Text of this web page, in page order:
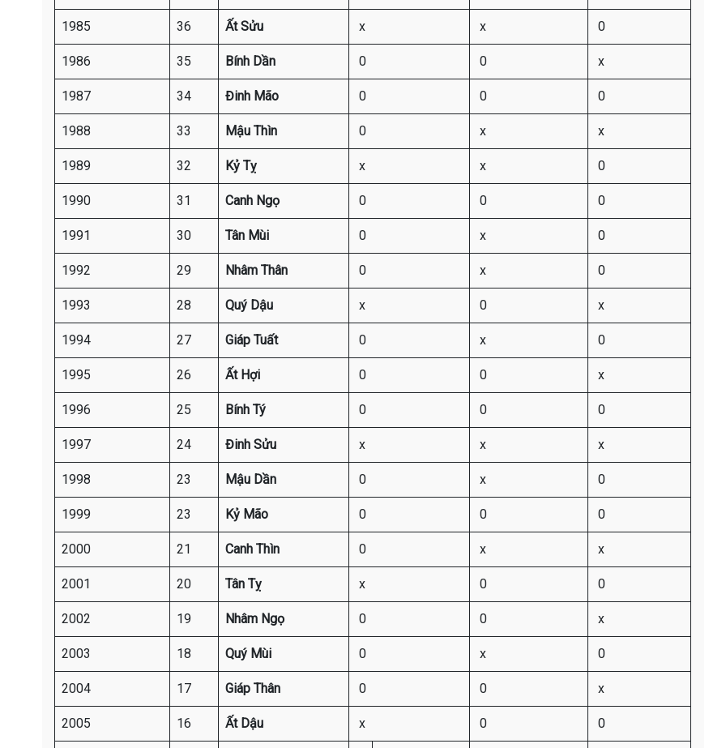
1985 36 Ất Sửu x x 0
1986 35 Bính Dần 0 0 x
1987 34 Đinh Mão 0 0 0
1988 33 Mậu Thìn 0 x x
1989 32 Kỷ Tỵ x x 0
1990 31 Canh Ngọ 0 0 0
1991 30 Tân Mùi 0 x 0
1992 29 Nhâm Thân 0 x 0
1993 28 Quý Dậu x 0 x
1994 27 Giáp Tuất 0 x 0
1995 26 Ất Hợi 0 0 x
1996 25 Bính Tý 0 0 0
1997 24 Đinh Sửu x x x
1998 23 Mậu Dần 0 x 0
1999 23 Kỷ Mão 0 0 0
2000 21 Canh Thìn 0 x x
2001 20 Tân Tỵ x 0 0
2002 19 Nhâm Ngọ 0 0 x
2003 18 Quý Mùi 0 x 0
2004 17 Giáp Thân 0 0 x
2005 16 Ất Dậu x 0 0